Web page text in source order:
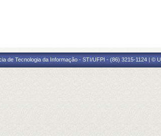
de Tecnologia da Informação - STI/UFPI - (86) 3215-1124 | ©